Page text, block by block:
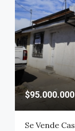
$95.000.000